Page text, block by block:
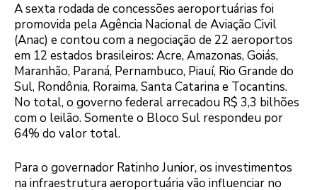
A sexta rodada de concessões aeroportuárias foi
promovida pela Agência Nacional de Aviação Civil
(Anac) e contou com a negociação de 22 aeroportos
em 12 estados brasileiros: Acre, Amazonas, Goiás,
Maranhão, Paraná, Pernambuco, Piauí, Rio Grande do
Sul, Rondônia, Roraima, Santa Catarina e Tocantins.
No total, o governo federal arrecadou R$ 3,3 bilhões
com o leilão. Somente o Bloco Sul respondeu por
64% do valor total.
Para o governador Ratinho Junior, os investimentos
na infraestrutura aeroportuária vão influenciar no